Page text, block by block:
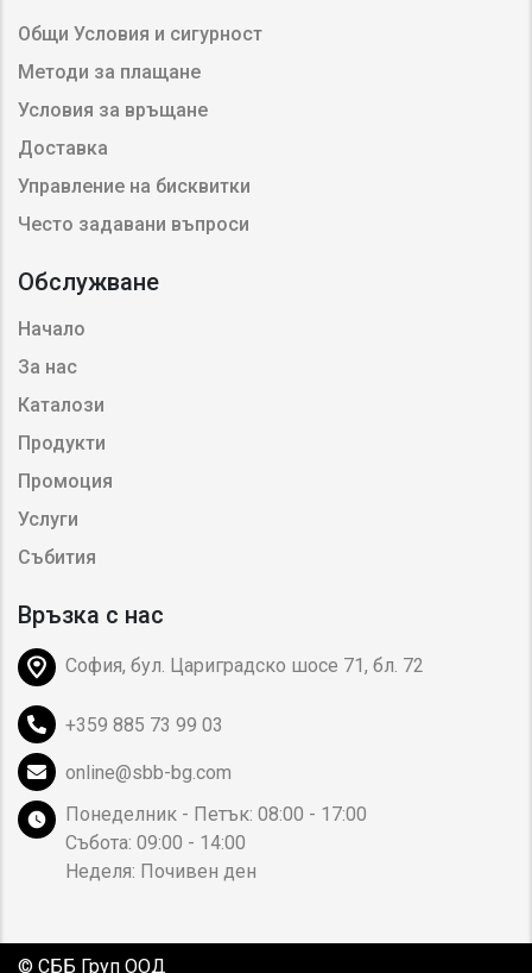
Общи Условия и сигурност
Методи за плащане
Условия за връщане
Доставка
Управление на бисквитки
Често задавани въпроси
Обслужване
Начало
За нас
Каталози
Продукти
Промоция
Услуги
Събития
Връзка с нас
София, бул. Цариградско шосе 71, бл. 72
+359 885 73 99 03
online@sbb-bg.com
Понеделник - Петък: 08:00 - 17:00
Събота: 09:00 - 14:00
Неделя: Почивен ден
© СББ Груп ООД